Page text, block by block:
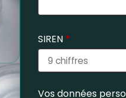
SIREN *
Vos données